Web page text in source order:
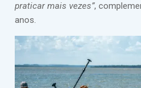
praticar mais vezes”,
anos.